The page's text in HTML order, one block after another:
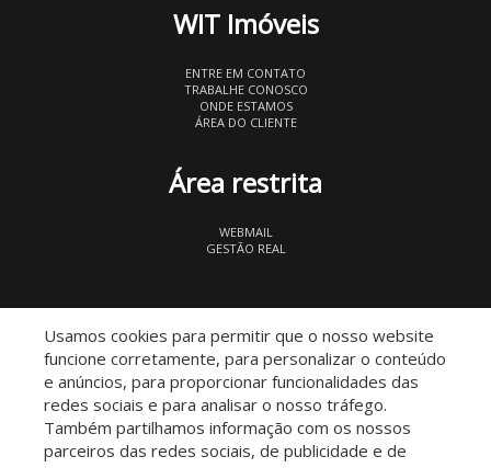
WIT Imóveis
ENTRE EM CONTATO
TRABALHE CONOSCO
ONDE ESTAMOS
ÁREA DO CLIENTE
Área restrita
WEBMAIL
GESTÃO REAL
Usamos cookies para permitir que o nosso website
funcione corretamente, para personalizar o conteúdo
e anúncios, para proporcionar funcionalidades das
redes sociais e para analisar o nosso tráfego.
Também partilhamos informação com os nossos
parceiros das redes sociais, de publicidade e de